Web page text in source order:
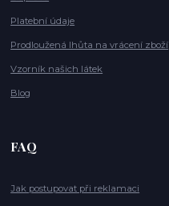
Platební údaje
Prodloužená lhůta na vrácení zboží
Vzorník našich látek
Blog
FAQ
Jak postupovat při reklamaci